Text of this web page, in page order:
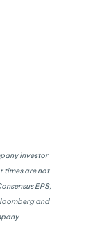
investor
times are not
EPS,
and